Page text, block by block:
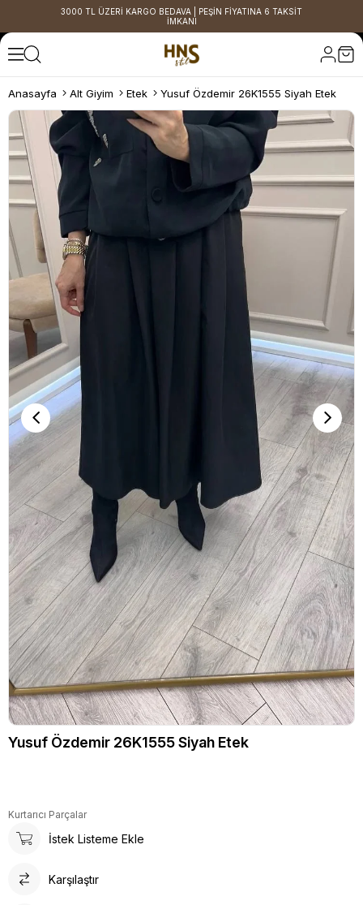
3000 TL ÜZERİ KARGO BEDAVA | PEŞİN FİYATINA 6 TAKSİT
İMKANI
Anasayfa Alt Giyim Etek Yusuf Özdemir 26K1555 Siyah Etek
Yusuf Özdemir 26K1555 Siyah Etek
Kurtarıcı Parçalar
İstek Listeme Ekle
Karşılaştır